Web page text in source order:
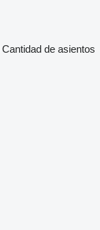
Cantidad de asientos